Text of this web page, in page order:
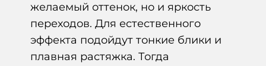
желаемый оттенок, но и яркость
переходов. Для естественного
эффекта подойдут тонкие блики и
плавная растяжка. Тогда